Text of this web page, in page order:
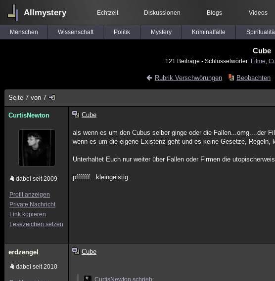
Allmystery Echtzeit Diskussionen Blogs Videos
Menschen Wissenschaft Politik Mystery Kriminalfälle
Cube
121 Beiträge ▪ Schlüsselwörter: Filme
Rubrik Verschwörungen Beobachten
Seite 7 von 7
CurtisNewton
dabei seit 2009
Profil anzeigen
Private Nachricht
Link kopieren
Lesezeichen setzen
Cube
als wenn es um den Cubus selber ginge oder die Fallen...omg....der
wenn es um die eigene Existenz geht und es keine Gesetze, Regeln,
Unterhaltet Euch nur weiter über Fallen oder Firmen die
pfffffff...kleingeistig
erdzengel
dabei seit 2010
Cube
CurtisNewton schrieb: